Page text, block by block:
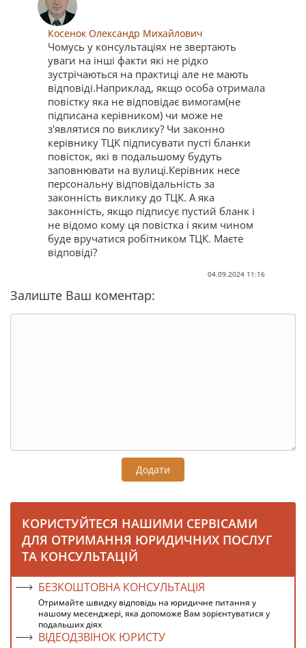
Косенок Олександр Михайлович
Чомусь у консультаціях не звертають
уваги на інші факти які не рідко
зустрічаються на практиці але не мають
відповіді.Наприклад, якщо особа отримала
повістку яка не відповідає вимогам(не
підписана керівником) чи може не
з'являтися по виклику? Чи законно
керівнику ТЦК підписувати пусті бланки
повісток, які в подальшому будуть
заповнювати на вулиці.Керівник несе
персональну відповідальність за
законність виклику до ТЦК. А яка
законність, якщо підписує пустий бланк і
не відомо кому ця повістка і яким чином
буде вручатися робітником ТЦК. Маєте
відповіді?
04.09.2024 11:16
Залиште Ваш коментар:
Додати
КОРИСТУЙТЕСЯ НАШИМИ СЕРВІСАМИ
ДЛЯ ОТРИМАННЯ ЮРИДИЧНИХ ПОСЛУГ
ТА КОНСУЛЬТАЦІЙ
БЕЗКОШТОВНА КОНСУЛЬТАЦІЯ
Отримайте швидку відповідь на юридичне питання у
нашому месенджері, яка допоможе Вам зорієнтуватися у
подальших діях
ВІДЕОДЗВІНОК ЮРИСТУ